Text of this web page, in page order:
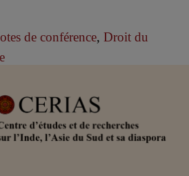
de conférence, Droit du